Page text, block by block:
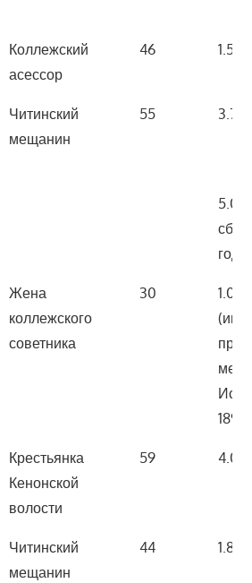
Коллежский
асессор
46 1.500
Читинский
мещанин
55
года)
Жена
коллежского
советника
30
1.000
1896
Крестьянка
Кенонской
волости
59
Читинский
мещанин
44 1.800